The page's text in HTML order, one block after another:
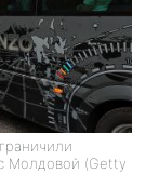
Молдовой (Getty